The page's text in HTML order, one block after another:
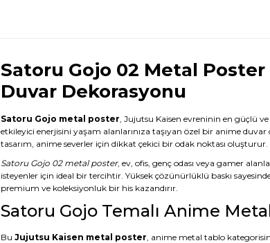
Satoru Gojo 02 Metal
Duvar Dekorasyonu
Satoru Gojo metal poster, Jujutsu Kaisen evreninin en güçlü
etkileyici enerjisini yaşam alanlarınıza taşıyan özel bir anime
tasarım, anime severler için dikkat çekici bir odak noktası oluşturur.
Satoru Gojo 02 metal poster, ev, ofis, genç odası veya gamer
isteyenler için ideal bir tercihtir. Yüksek çözünürlüklü baskı
premium ve koleksiyonluk bir his kazandırır.
Satoru Gojo Temalı Anime
Bu Jujutsu Kaisen metal poster, anime metal tablo